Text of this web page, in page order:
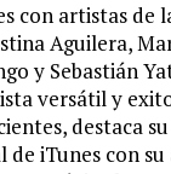
con artistas de
Aguilera,
y Sebastián
versátil y
destaca
de iTunes con